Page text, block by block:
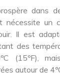
dans
nécessite un
Il est
des
(15ºF),
autour de